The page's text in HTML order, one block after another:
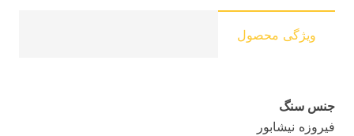
ویژگی محصول
جنس سنگ
فیروزه نیشابور